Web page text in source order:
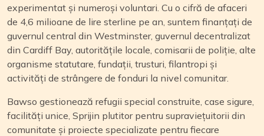
experimentat și numeroși voluntari. Cu o cifră de afaceri
de 4,6 milioane de lire sterline pe an, suntem finanțați de
guvernul central din Westminster, guvernul decentralizat
din Cardiff Bay, autoritățile locale, comisarii de poliție, alte
organisme statutare, fundații, trusturi, filantropi și
activități de strângere de fonduri la nivel comunitar.
Bawso gestionează refugii special construite, case sigure,
facilități unice, Sprijin plutitor pentru supraviețuitorii din
comunitate și proiecte specializate pentru fiecare